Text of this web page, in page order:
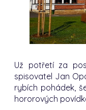
Už potřetí za
spisovatel Jan
rybích pohádek,
hororových